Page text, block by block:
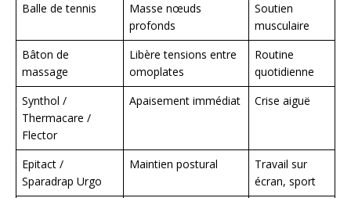
Balle de tennis
Masse nœuds
profonds
Soutien
musculaire
Bâton de
massage
Libère tensions entre
omoplates
Routine
quotidienne
Synthol /
Thermacare /
Flector
Apaisement immédiat Crise aiguë
Epitact /
Sparadrap Urgo
Maintien postural
Travail sur
écran, sport